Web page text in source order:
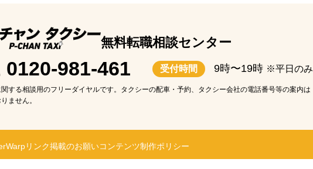
無料転職相談センター
0120-981-461 受付時間 9時〜19時 ※平日のみ
する相談用のフリーダイヤルです。タクシーの配車・予約、タクシー会社の電話番号等の案内は
ません。
リンク掲載のお願いコンテンツ制作ポリシー